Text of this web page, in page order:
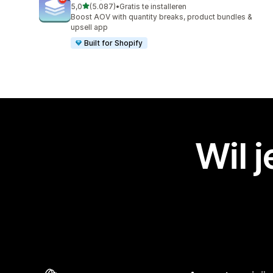
5,0van 5 sterren
(5.087)
5087 recensies in totaal
•Gratis te installeren
Boost AOV with quantity breaks, product bundles &
upsell app
Built for Shopify
Wil